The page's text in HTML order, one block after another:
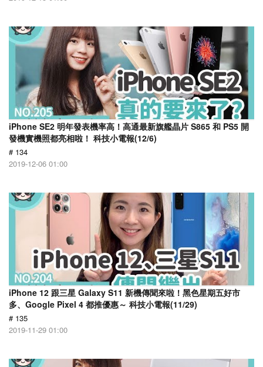
iPhone SE2 明年發表機率高！高通最新旗艦晶片 S865 和 PS5 開
發機實機照都亮相啦！ 科技小電報(12/6)
# 134
2019-12-06 01:00
iPhone 12 跟三星 Galaxy S11 新機傳聞來啦！黑色星期五好市
多、Google Pixel 4 都推優惠～ 科技小電報(11/29)
# 135
2019-11-29 01:00